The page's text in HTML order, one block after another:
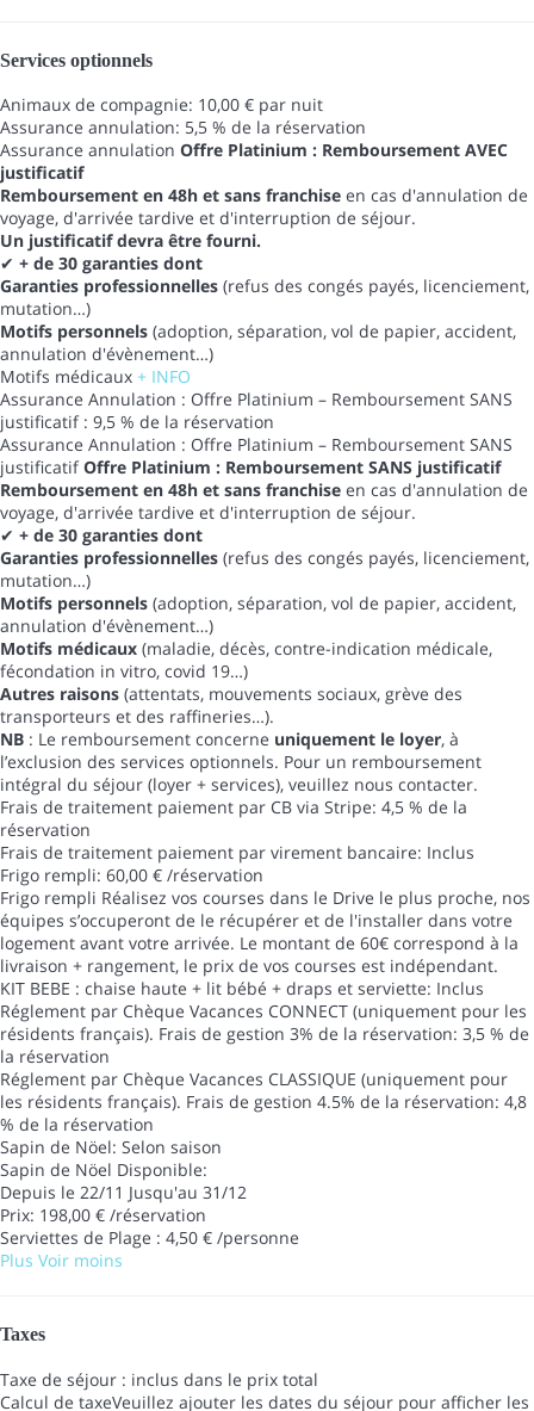
Services optionnels
Animaux de compagnie: 10,00 € par nuit
Assurance annulation: 5,5 % de la réservation
Assurance annulation Offre Platinium : Remboursement AVEC
justificatif
Remboursement en 48h et sans franchise en cas d'annulation de
voyage, d'arrivée tardive et d'interruption de séjour.
Un justificatif devra être fourni.
✔ + de 30 garanties dont
Garanties professionnelles (refus des congés payés, licenciement,
mutation…)
Motifs personnels (adoption, séparation, vol de papier, accident,
annulation d'évènement…)
Motifs médicaux + INFO
Assurance Annulation : Offre Platinium – Remboursement SANS
justificatif : 9,5 % de la réservation
Assurance Annulation : Offre Platinium – Remboursement SANS
justificatifOffre Platinium : Remboursement SANS justificatif
Remboursement en 48h et sans franchise en cas d'annulation de
voyage, d'arrivée tardive et d'interruption de séjour.
✔ + de 30 garanties dont
Garanties professionnelles (refus des congés payés, licenciement,
mutation…)
Motifs personnels (adoption, séparation, vol de papier, accident,
annulation d'évènement…)
Motifs médicaux (maladie, décès, contre-indication médicale,
fécondation in vitro, covid 19…)
Autres raisons (attentats, mouvements sociaux, grève des
transporteurs et des raffineries…).
NB : Le remboursement concerne uniquement le loyer, à
l’exclusion des services optionnels. Pour un remboursement
intégral du séjour (loyer + services), veuillez nous contacter.
Frais de traitement paiement par CB via Stripe: 4,5 % de la
réservation
Frais de traitement paiement par virement bancaire: Inclus
Frigo rempli: 60,00 € /réservation
Frigo rempli Réalisez vos courses dans le Drive le plus proche, nos
équipes s’occuperont de le récupérer et de l'installer dans votre
logement avant votre arrivée. Le montant de 60€ correspond à la
livraison + rangement, le prix de vos courses est indépendant.
KIT BEBE : chaise haute + lit bébé + draps et serviette: Inclus
Réglement par Chèque Vacances CONNECT (uniquement pour les
résidents français). Frais de gestion 3% de la réservation: 3,5 % de
la réservation
Réglement par Chèque Vacances CLASSIQUE (uniquement pour
les résidents français). Frais de gestion 4.5% de la réservation: 4,8
% de la réservation
Sapin de Nöel: Selon saison
Sapin de Nöel Disponible:
Depuis le 22/11 Jusqu'au 31/12
Prix: 198,00 € /réservation
Serviettes de Plage : 4,50 € /personne
Plus Voir moins
Taxes
Taxe de séjour : inclus dans le prix total
Calcul de taxeVeuillez ajouter les dates du séjour pour afficher les